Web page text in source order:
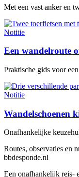
Met een vast anker en
Notitie
Een wandelroute
Praktische gids voor
Notitie
Wandelschoenen
Onafhankelijke
Routes, observaties en
bbdesponde.nl
Een onafhankelijk reis-